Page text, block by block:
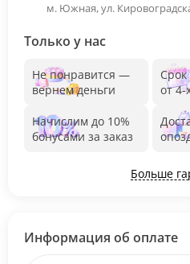
м. Южная, ул.
Только у нас
Не понравится —
вернем деньги
Начислим до 10%
бонусами за заказ
Срок
от 4-
Больше
Информация об оплате